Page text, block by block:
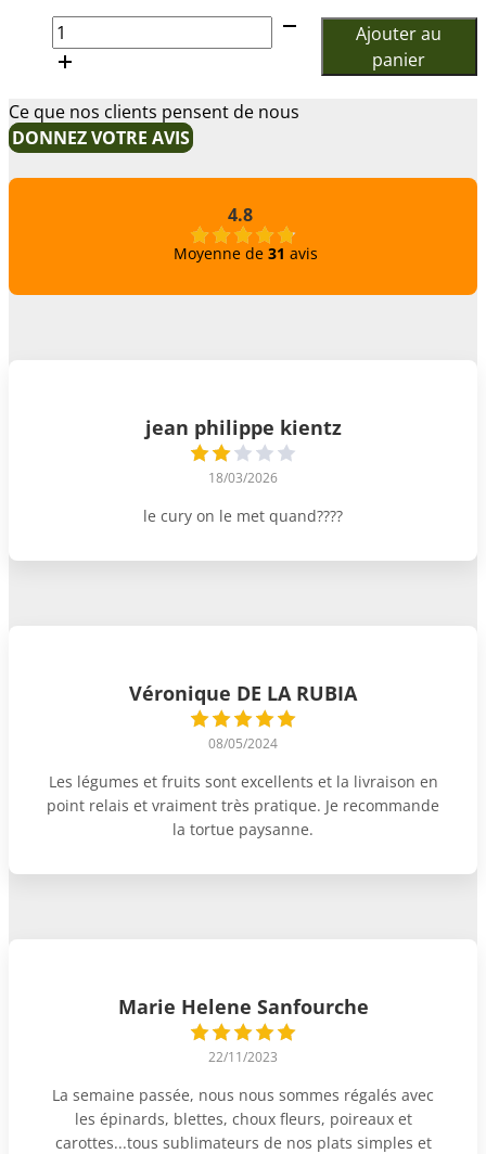
quantité
de
LONG
LISSE
BIO
Ajouter au
panier
Ce que nos clients pensent de nous
DONNEZ VOTRE AVIS
4.8
Moyenne de 31 avis
jean philippe kientz
18/03/2026
le cury on le met quand????
Véronique DE LA RUBIA
08/05/2024
Les légumes et fruits sont excellents et la livraison en
point relais et vraiment très pratique. Je recommande
la tortue paysanne.
Marie Helene Sanfourche
22/11/2023
La semaine passée, nous nous sommes régalés avec
les épinards, blettes, choux fleurs, poireaux et
carottes...tous sublimateurs de nos plats simples et